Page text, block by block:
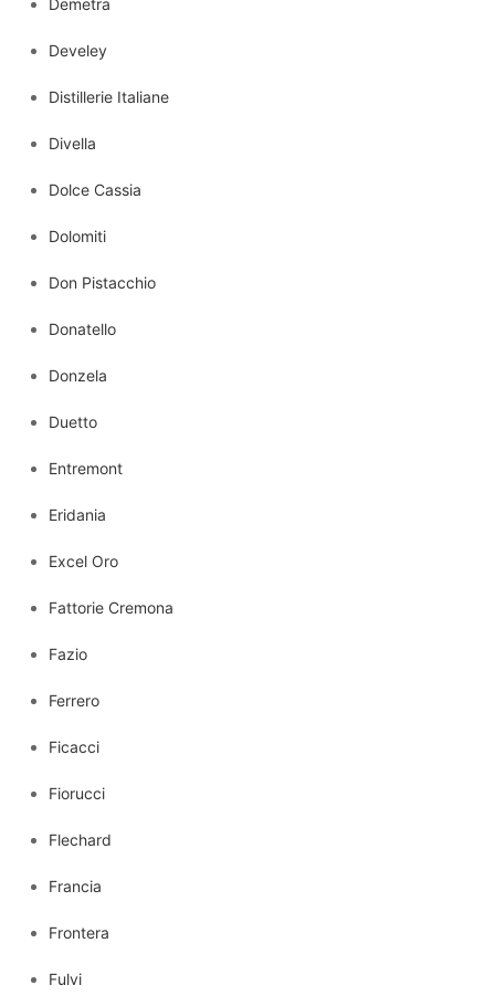
Develey
Distillerie Italiane
Divella
Dolce Cassia
Dolomiti
Don Pistacchio
Donatello
Donzela
Duetto
Entremont
Eridania
Excel Oro
Fattorie Cremona
Fazio
Ferrero
Ficacci
Fiorucci
Flechard
Francia
Frontera
Fulvi